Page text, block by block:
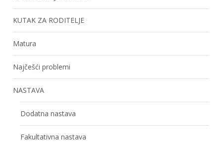
KUTAK ZA RODITELJE
Matura
Najčešći problemi
NASTAVA
Dodatna nastava
Fakultativna nastava